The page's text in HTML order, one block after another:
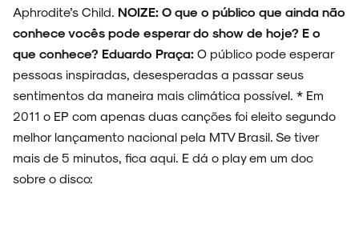
Aphrodite’s Child. NOIZE: O que o público que ainda não
conhece vocês pode esperar do show de hoje? E o
que conhece? Eduardo Praça: O público pode esperar
pessoas inspiradas, desesperadas a passar seus
sentimentos da maneira mais climática possível. * Em
2011 o EP com apenas duas canções foi eleito segundo
melhor lançamento nacional pela MTV Brasil. Se tiver
mais de 5 minutos, fica aqui. E dá o play em um doc
sobre o disco: